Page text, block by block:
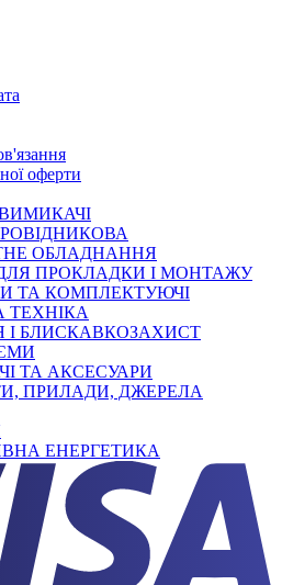
оферти
ОБЛАДНАННЯ
ПРОКЛАДКИ І МОНТАЖУ
ТА КОМПЛЕКТУЮЧІ
ТЕХНІКА
І БЛИСКАВКОЗАХИСТ
ТА АКСЕСУАРИ
ПРИЛАДИ, ДЖЕРЕЛА
ЕНЕРГЕТИКА